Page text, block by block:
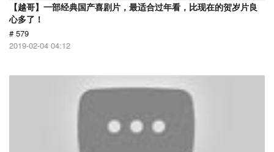
【越哥】一部经典国产喜剧片，最适合过年看，比现在的贺岁片良
心多了！
# 579
2019-02-04 04:12